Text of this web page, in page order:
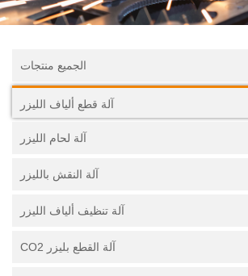
الجميع منتجات
آلة قطع ألياف الليزر
آلة لحام الليزر
آلة النقش بالليزر
آلة تنظيف ألياف الليزر
آلة القطع بليزر CO2